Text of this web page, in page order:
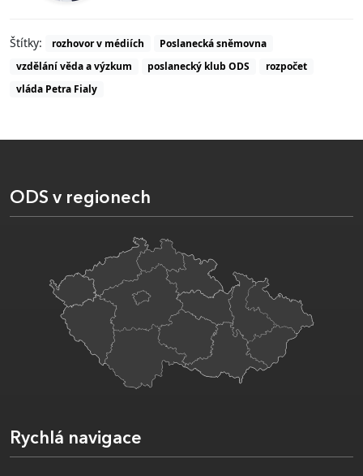
Štítky: rozhovor v médiích
Poslanecká sněmovna
vzdělání věda a výzkum
poslanecký klub ODS
rozpočet
vláda Petra Fialy
ODS v regionech
Rychlá navigace